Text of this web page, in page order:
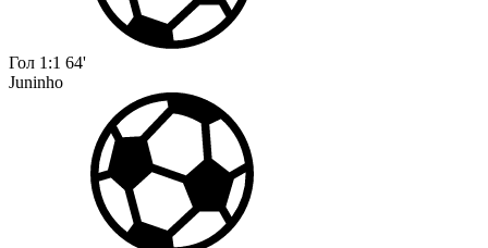
Гол 1:1 64'
Juninho